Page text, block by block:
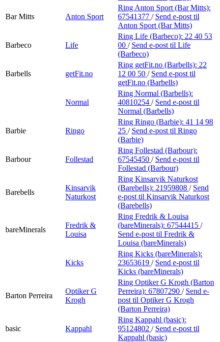
Bar Mitts Anton Sport
Ring Anton Sport (Bar Mitts):
67541377 / Send e-post til
Anton Sport (Bar Mitts)
Barbeco Life
Ring Life (Barbeco): 22 40 53
00 / Send e-post til Life
(Barbeco)
Barbells getFit.no
Ring getFit.no (Barbells): 22
12 00 50 / Send e-post til
getFit.no (Barbells)
Normal
Ring Normal (Barbells):
40810254 / Send e-post til
Normal (Barbells)
Barbie Ringo
Ring Ringo (Barbie): 41 14 98
25 / Send e-post til Ringo
(Barbie)
Barbour Follestad
Ring Follestad (Barbour):
67545450 / Send e-post til
Follestad (Barbour)
Barebells
Kinsarvik
Naturkost
Ring Kinsarvik Naturkost
(Barebells): 21959808 / Send
e-post til Kinsarvik Naturkost
(Barebells)
bareMinerals
Fredrik &
Louisa
Ring Fredrik & Louisa
(bareMinerals): 67544415 /
Send e-post til Fredrik &
Louisa (bareMinerals)
Kicks
Ring Kicks (bareMinerals):
23653619 / Send e-post til
Kicks (bareMinerals)
Barton Perreira
Optiker G
Krogh
Ring Optiker G Krogh (Barton
Perreira): 67807290 / Send e-
post til Optiker G Krogh
(Barton Perreira)
basic Kappahl
Ring Kappahl (basic):
95124802 / Send e-post til
Kappahl (basic)